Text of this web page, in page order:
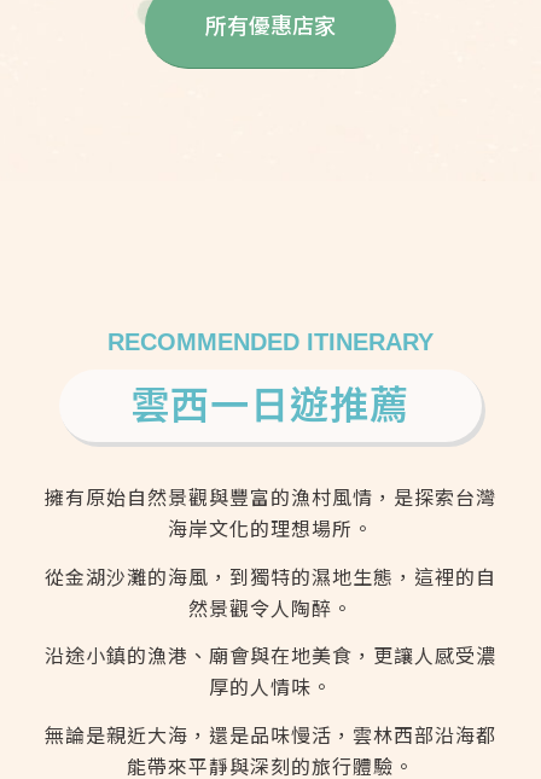
所有優惠店家
RECOMMENDED ITINERARY
雲西一日遊推薦
擁有原始自然景觀與豐富的漁村風情，是探索台灣
海岸文化的理想場所。
從金湖沙灘的海風，到獨特的濕地生態，這裡的自
然景觀令人陶醉。
沿途小鎮的漁港、廟會與在地美食，更讓人感受濃
厚的人情味。
無論是親近大海，還是品味慢活，雲林西部沿海都
能帶來平靜與深刻的旅行體驗。